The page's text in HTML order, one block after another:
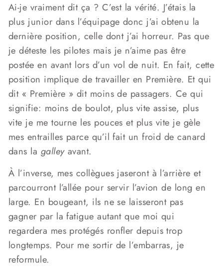
Ai-je vraiment dit ça ? C’est la vérité. J’étais la
plus junior dans l’équipage donc j’ai obtenu la
dernière position, celle dont j’ai horreur. Pas que
je déteste les pilotes mais je n’aime pas être
postée en avant lors d’un vol de nuit. En fait, cette
position implique de travailler en Première. Et qui
dit « Première » dit moins de passagers. Ce qui
signifie: moins de boulot, plus vite assise, plus
vite je me tourne les pouces et plus vite je gèle
mes entrailles parce qu’il fait un froid de canard
dans la galley avant.
À l’inverse, mes collègues jaseront à l’arrière et
parcourront l’allée pour servir l’avion de long en
large. En bougeant, ils ne se laisseront pas
gagner par la fatigue autant que moi qui
regardera mes protégés ronfler depuis trop
longtemps. Pour me sortir de l’embarras, je
reformule.